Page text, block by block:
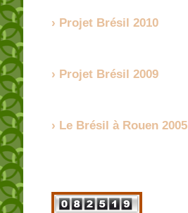
Projet Brésil 2010
Projet Brésil 2009
Le Brésil à Rouen 2005